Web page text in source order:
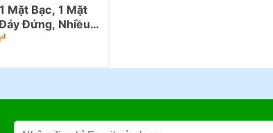
Mặt Bạc, 1 Mặt
Đứng, Nhiều
đ